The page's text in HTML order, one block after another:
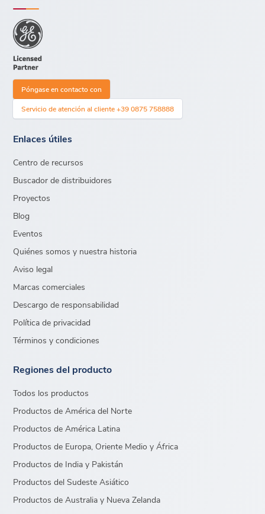
Póngase en contacto con
Servicio de atención al cliente +39 0875 758888
Enlaces útiles
Centro de recursos
Buscador de distribuidores
Proyectos
Blog
Eventos
Quiénes somos y nuestra historia
Aviso legal
Marcas comerciales
Descargo de responsabilidad
Política de privacidad
Términos y condiciones
Regiones del producto
Todos los productos
Productos de América del Norte
Productos de América Latina
Productos de Europa, Oriente Medio y África
Productos de India y Pakistán
Productos del Sudeste Asiático
Productos de Australia y Nueva Zelanda